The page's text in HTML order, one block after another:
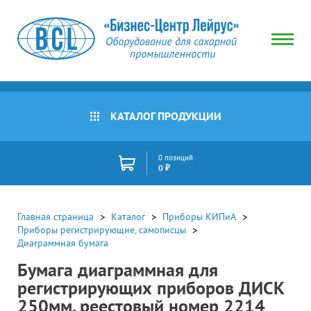
КАТАЛОГ ПРОДУКЦИИ
0 позиций
0 ₽
Главная страница Каталог
Приборы КИПиА
Приборы регистрирующие, самописцы
Диаграммная бумага
Бумага диаграммная для
регистрирующих приборов ДИСК
250мм. реестовый номер 2214